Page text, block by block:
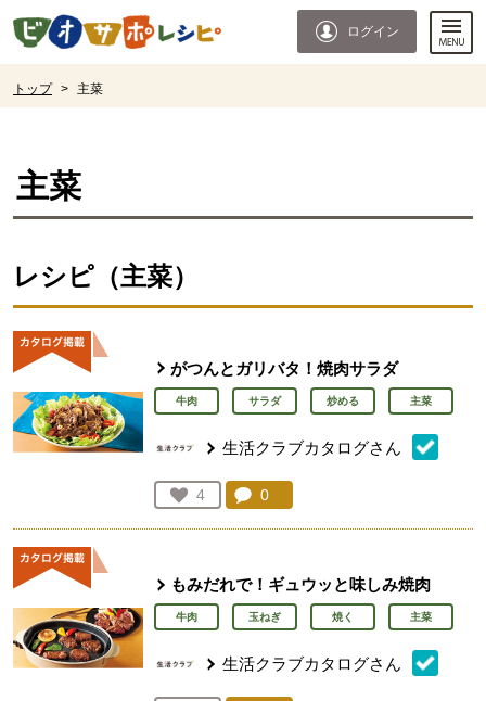
ページの先頭です。
ログイン
トップ > 主菜
主菜
レシピ（主菜）
がつんとガリバタ！焼肉サラダ
牛肉 サラダ 炒める 主菜
生活クラブカタログさん
お気に入り登録：
4
人が登録
コメント：
0
もみだれで！ギュウッと味しみ焼肉
牛肉 玉ねぎ 焼く 主菜
生活クラブカタログさん